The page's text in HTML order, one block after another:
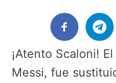
¡Atento Scaloni!
Messi, fue